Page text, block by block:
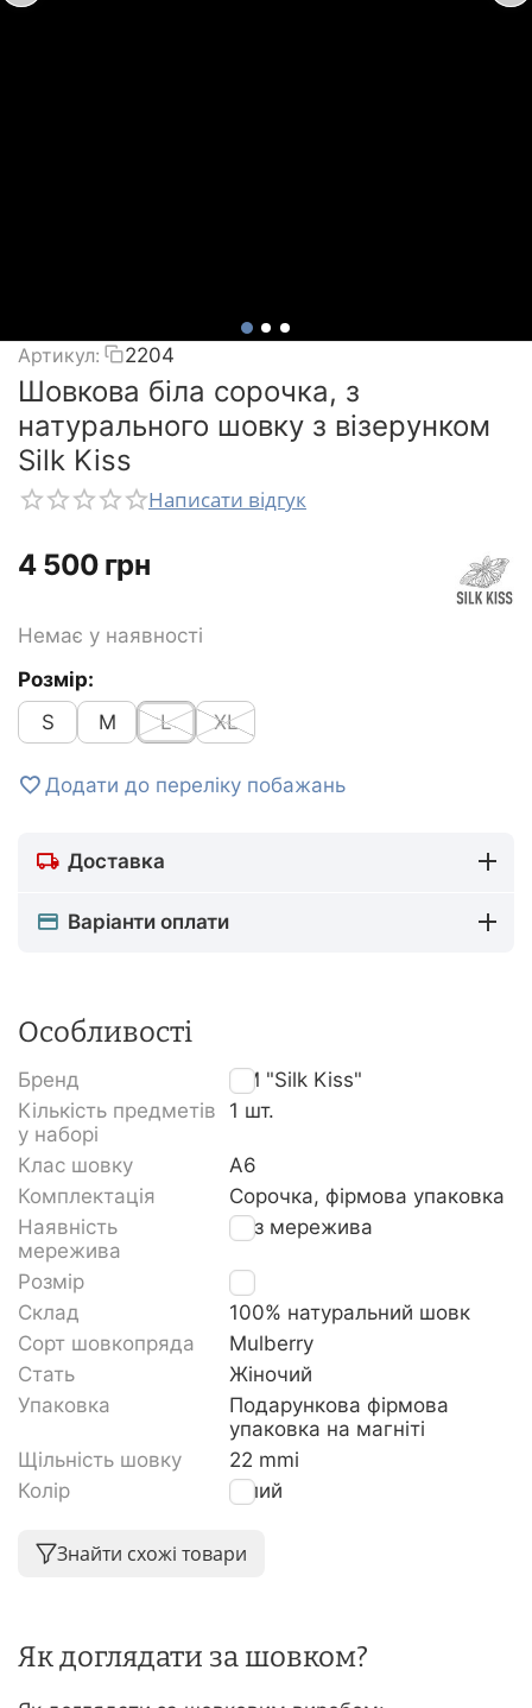
Артикул: 2204
Шовкова біла сорочка, з
натурального шовку з візерунком
Silk Kiss
Написати відгук
‍4 500‍ грн
Немає у наявності
Розмір:
S
M L XL
Додати до переліку побажань
Доставка
Варіанти оплати
Особливості
Бренд
TM "Silk Kiss"
Кількість предметів
у наборі
1 шт.
Клас шовку
A6
Комплектація
Сорочка, фірмова упаковка
Наявність
мережива
Без мережива
Розмір
L
Склад
100% натуральний шовк
Сорт шовкопряда
Mulberry
Стать
Жіночий
Упаковка
Подарункова фірмова
упаковка на магніті
Щільність шовку
22 mmi
Колір
Білий
Знайти схожі товари
Як доглядати за шовком?